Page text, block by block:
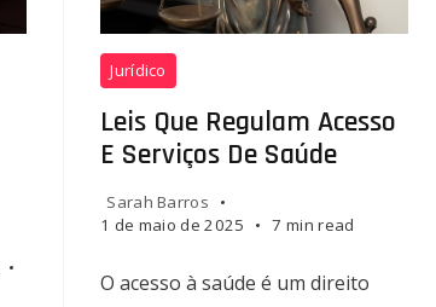
Leis
que
Regulam
Acesso
e
Serviços
de
Jurídico
Leis Que Regulam Acesso
E Serviços De Saúde
Sarah Barros
1 de maio de 2025
7 min read
O acesso à saúde é um direito